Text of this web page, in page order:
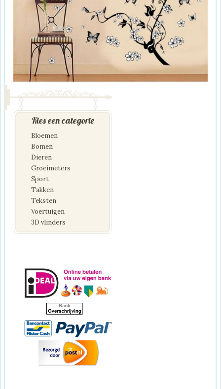
Kies een categorie
Bloemen
Bomen
Dieren
Groeimeters
Sport
Takken
Teksten
Voertuigen
3D vlinders